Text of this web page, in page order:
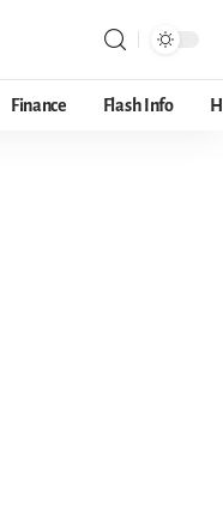
Finance Flash Info